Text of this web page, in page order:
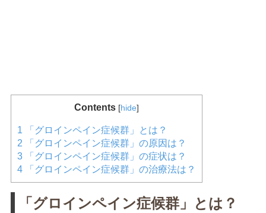
Contents [hide]
1 「グロインペイン症候群」とは？
2 「グロインペイン症候群」の原因は？
3「グロインペイン症候群」の症状は？
4「グロインペイン症候群」の治療法は？
「グロインペイン症候群」とは？